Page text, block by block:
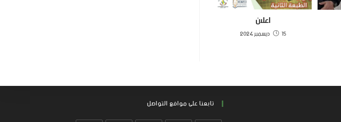
اعلان
15 ديسمبر 2024
تابعنا على موافع التواصل